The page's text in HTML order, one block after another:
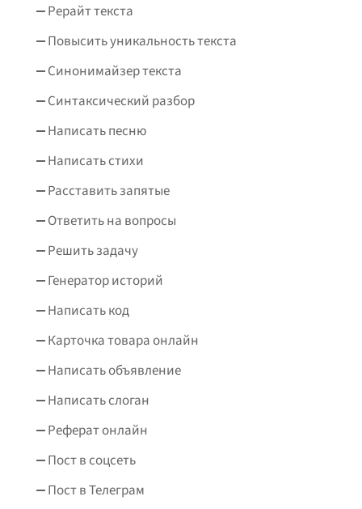
Рерайт текста
Повысить уникальность текста
Синонимайзер текста
Синтаксический разбор
Написать песню
Написать стихи
Расставить запятые
Ответить на вопросы
Решить задачу
Генератор историй
Написать код
Карточка товара онлайн
Написать объявление
Написать слоган
Реферат онлайн
Пост в соцсеть
Пост в Телеграм